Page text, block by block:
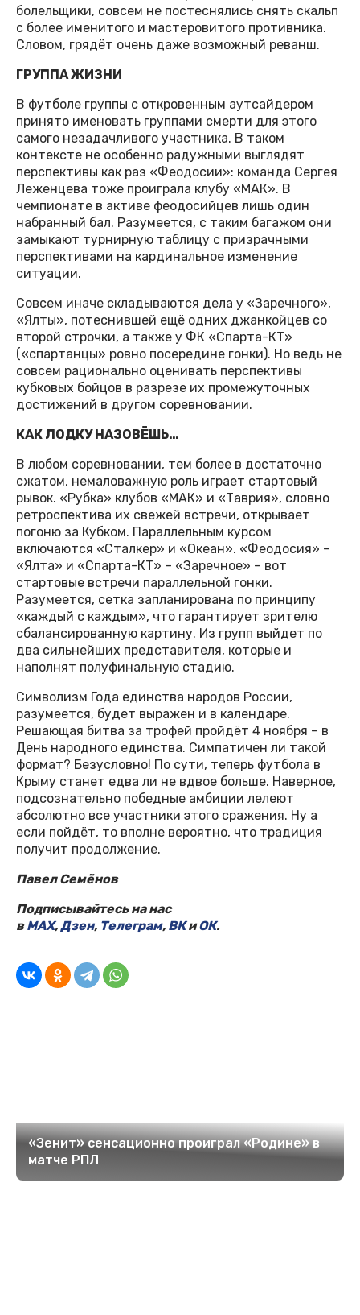
болельщики, совсем не постеснялись снять скальп
с более именитого и мастеровитого противника.
Словом, грядёт очень даже возможный реванш.
ГРУППА ЖИЗНИ
В футболе группы с откровенным аутсайдером
принято именовать группами смерти для этого
самого незадачливого участника. В таком
контексте не особенно радужными выглядят
перспективы как раз «Феодосии»: команда Сергея
Леженцева тоже проиграла клубу «МАК». В
чемпионате в активе феодосийцев лишь один
набранный бал. Разумеется, с таким багажом они
замыкают турнирную таблицу с призрачными
перспективами на кардинальное изменение
ситуации.
Совсем иначе складываются дела у «Заречного»,
«Ялты», потеснившей ещё одних джанкойцев со
второй строчки, а также у ФК «Спарта-КТ»
(«спартанцы» ровно посередине гонки). Но ведь не
совсем рационально оценивать перспективы
кубковых бойцов в разрезе их промежуточных
достижений в другом соревновании.
КАК ЛОДКУ НАЗОВЁШЬ…
В любом соревновании, тем более в достаточно
сжатом, немаловажную роль играет стартовый
рывок. «Рубка» клубов «МАК» и «Таврия», словно
ретроспектива их свежей встречи, открывает
погоню за Кубком. Параллельным курсом
включаются «Сталкер» и «Океан». «Феодосия» –
«Ялта» и «Спарта-КТ» – «Заречное» – вот
стартовые встречи параллельной гонки.
Разумеется, сетка запланирована по принципу
«каждый с каждым», что гарантирует зрителю
сбалансированную картину. Из групп выйдет по
два сильнейших представителя, которые и
наполнят полуфинальную стадию.
Символизм Года единства народов России,
разумеется, будет выражен и в календаре.
Решающая битва за трофей пройдёт 4 ноября – в
День народного единства. Симпатичен ли такой
формат? Безусловно! По сути, теперь футбола в
Крыму станет едва ли не вдвое больше. Наверное,
подсознательно победные амбиции лелеют
абсолютно все участники этого сражения. Ну а
если пойдёт, то вполне вероятно, что традиция
получит продолжение.
Павел Семёнов
Подписывайтесь на нас
вMAX,Дзен, Телеграм,ВКиОК.
«Зенит» сенсационно проиграл «Родине» в
матче РПЛ